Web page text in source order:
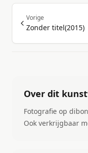
Vorige
Zonder titel(2015)
Over dit
Fotografie op
Ook verkrijgbaar